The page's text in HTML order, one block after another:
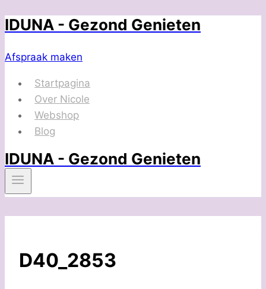
Doorgaan
inhoud
IDUNA - Gezond Genieten
Afspraak maken
Startpagina
Over Nicole
Webshop
Blog
IDUNA - Gezond Genieten
D40_2853